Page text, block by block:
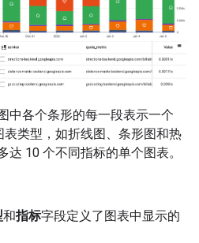
中各个条形的每一段表示一个
类型，如折线图、条形图和热
达 10 个不同指标的单个图表。
和指标字段定义了图表中显示的